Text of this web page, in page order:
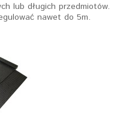
lub długich przedmiotów.
nawet do 5m.